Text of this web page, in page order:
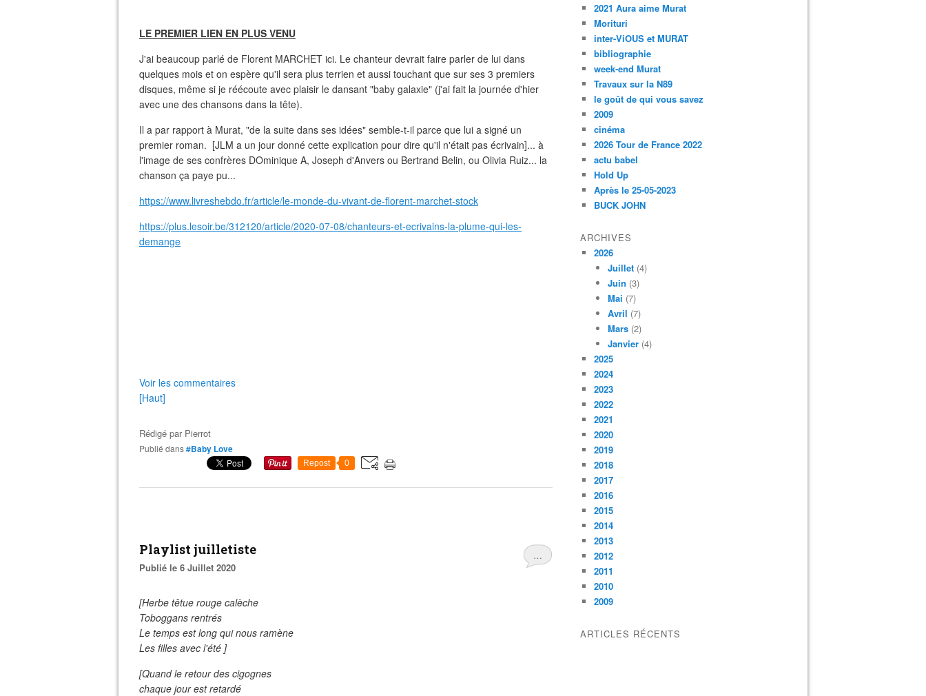
LE PREMIER LIEN EN PLUS VENU
J'ai beaucoup parlé de Florent MARCHET ici. Le chanteur devrait faire parler de lui dans
quelques mois et on espère qu'il sera plus terrien et aussi touchant que sur ses 3 premiers
disques, même si je réécoute avec plaisir le dansant "baby galaxie" (j'ai fait la journée d'hier
avec une des chansons dans la tête).
Il a par rapport à Murat, "de la suite dans ses idées" semble-t-il parce que lui a signé un
premier roman. [JLM a un jour donné cette explication pour dire qu'il n'était pas écrivain]... à
l'image de ses confrères DOminique A, Joseph d'Anvers ou Bertrand Belin, ou Olivia Ruiz... la
chanson ça paye pu...
https://www.livreshebdo.fr/article/le-monde-du-vivant-de-florent-marchet-stock
https://plus.lesoir.be/312120/article/2020-07-08/chanteurs-et-ecrivains-la-plume-qui-les-
demange
Voir les commentaires
[Haut]
Rédigé par Pierrot
Publié dans#Baby Love
Repost 0
…
Playlist juilletiste
Publié le 6 Juillet 2020
[Herbe têtue rouge calèche
Toboggans rentrés
Le temps est long qui nous ramène
Les filles avec l'été ]
[Quand le retour des cigognes
chaque jour est retardé
2021 Aura aime Murat
Morituri
inter-ViOUS et MURAT
bibliographie
week-end Murat
Travaux sur la N89
le goût de qui vous savez
2009
cinéma
2026 Tour de France 2022
actu babel
Hold Up
Après le 25-05-2023
BUCK JOHN
ARCHIVES
2026
Juillet (4)
Juin (3)
Mai (7)
Avril (7)
Mars (2)
Janvier (4)
2025
2024
2023
2022
2021
2020
2019
2018
2017
2016
2015
2014
2013
2012
2011
2010
2009
ARTICLES RÉCENTS